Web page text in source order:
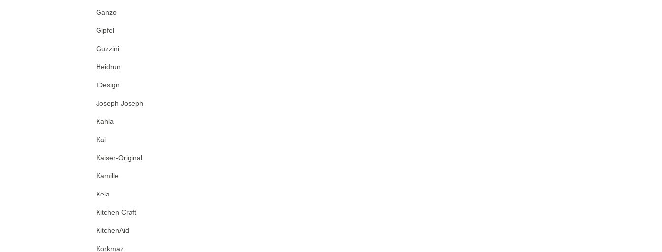
Ganzo
Gipfel
Guzzini
Heidrun
IDesign
Joseph Joseph
Kahla
Kai
Kaiser-Original
Kamille
Kela
Kitchen Craft
KitchenAid
Korkmaz